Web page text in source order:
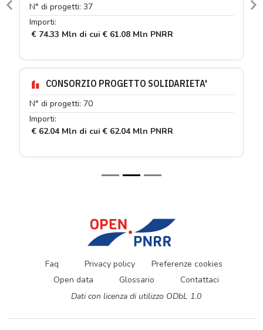
N° di progetti: 37
Importi:
€ 74.33 Mln di cui € 61.08 Mln PNRR
CONSORZIO PROGETTO SOLIDARIETA'
N° di progetti: 70
Importi:
€ 62.04 Mln di cui € 62.04 Mln PNRR
Previous
Faq Privacy policy
Preferenze cookies
Open data
Glossario
Contattaci
Dati con licenza di utilizzo ODbL 1.0